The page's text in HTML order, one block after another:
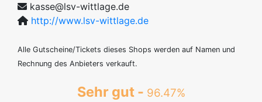
kasse@lsv-wittlage.de
http://www.lsv-wittlage.de
Alle Gutscheine/Tickets dieses Shops werden auf Namen und
Rechnung des Anbieters verkauft.
Sehr gut - 96.47%